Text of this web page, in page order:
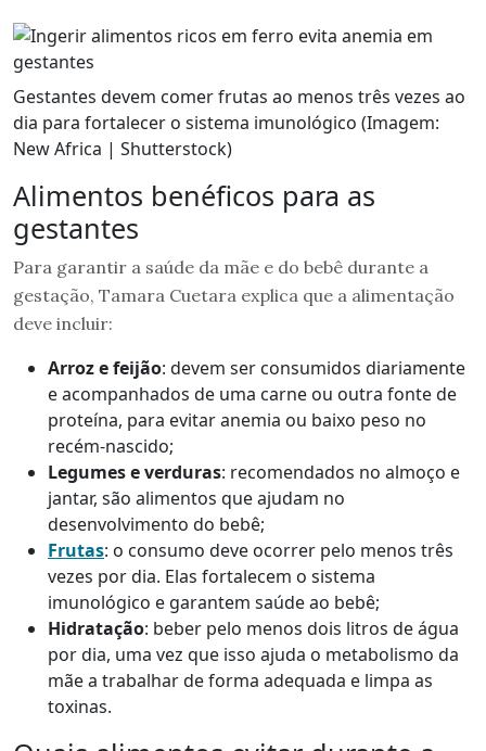
Gestantes devem comer frutas ao menos três vezes ao
dia para fortalecer o sistema imunológico (Imagem:
New Africa | Shutterstock)
Alimentos benéficos para as
gestantes
Para garantir a saúde da mãe e do bebê durante a
gestação, Tamara Cuetara explica que a alimentação
deve incluir:
Arroz e feijão: devem ser consumidos diariamente
e acompanhados de uma carne ou outra fonte de
proteína, para evitar anemia ou baixo peso no
recém-nascido;
Legumes e verduras: recomendados no almoço e
jantar, são alimentos que ajudam no
desenvolvimento do bebê;
Frutas: o consumo deve ocorrer pelo menos três
vezes por dia. Elas fortalecem o sistema
imunológico e garantem saúde ao bebê;
Hidratação: beber pelo menos dois litros de água
por dia, uma vez que isso ajuda o metabolismo da
mãe a trabalhar de forma adequada e limpa as
toxinas.